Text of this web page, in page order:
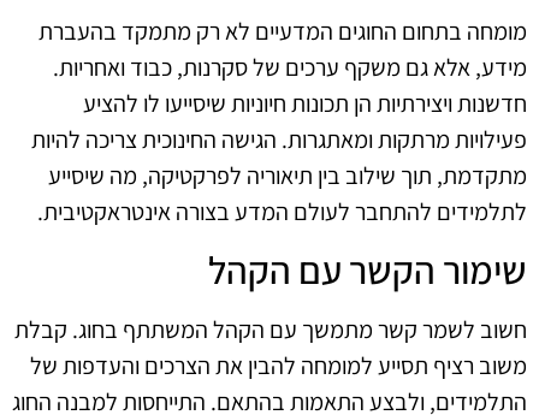
מומחה בתחום החוגים המדעיים לא רק מתמקד בהעברת
מידע, אלא גם משקף ערכים של סקרנות, כבוד ואחריות.
חדשנות ויצירתיות הן תכונות חיוניות שיסייעו לו להציע
פעילויות מרתקות ומאתגרות. הגישה החינוכית צריכה להיות
מתקדמת, תוך שילוב בין תיאוריה לפרקטיקה, מה שיסייע
לתלמידים להתחבר לעולם המדע בצורה אינטראקטיבית.
שימור הקשר עם הקהל
חשוב לשמר קשר מתמשך עם הקהל המשתתף בחוג. קבלת
משוב רציף תסייע למומחה להבין את הצרכים והעדפות של
התלמידים, ולבצע התאמות בהתאם. התייחסות למבנה החוג